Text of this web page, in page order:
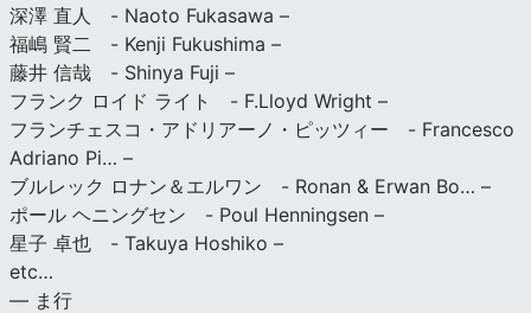
深澤 直人 - Naoto Fukasawa –
福嶋 賢二 - Kenji Fukushima –
藤井 信哉 - Shinya Fuji –
フランク ロイド ライト - F.Lloyd Wright –
フランチェスコ・アドリアーノ・ピッツィー - Francesco
Adriano Pi… –
ブルレック ロナン＆エルワン - Ronan & Erwan Bo… –
ポール ヘニングセン - Poul Henningsen –
星子 卓也 - Takuya Hoshiko –
etc…
— ま行